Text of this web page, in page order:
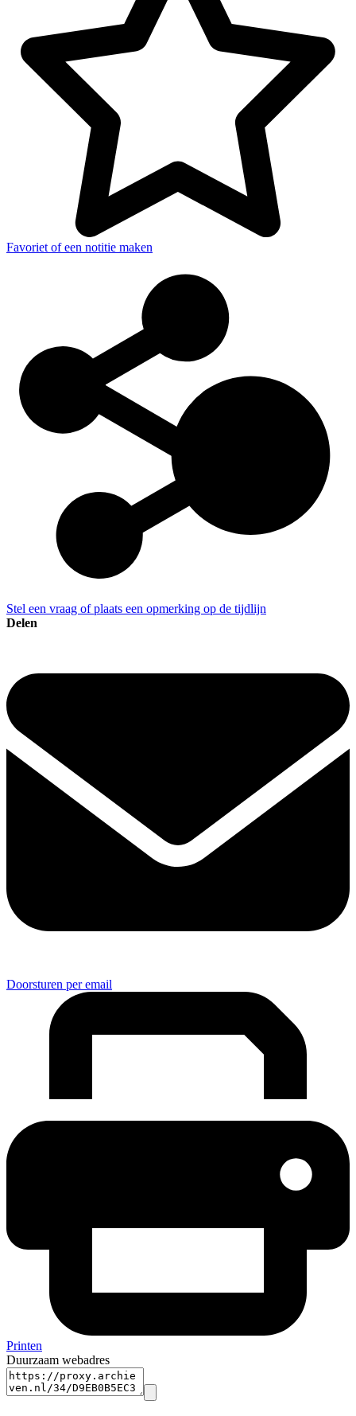
Favoriet of een notitie maken
Stel een vraag of plaats een opmerking op de tijdlijn
Delen
Doorsturen per email
Printen
Duurzaam webadres